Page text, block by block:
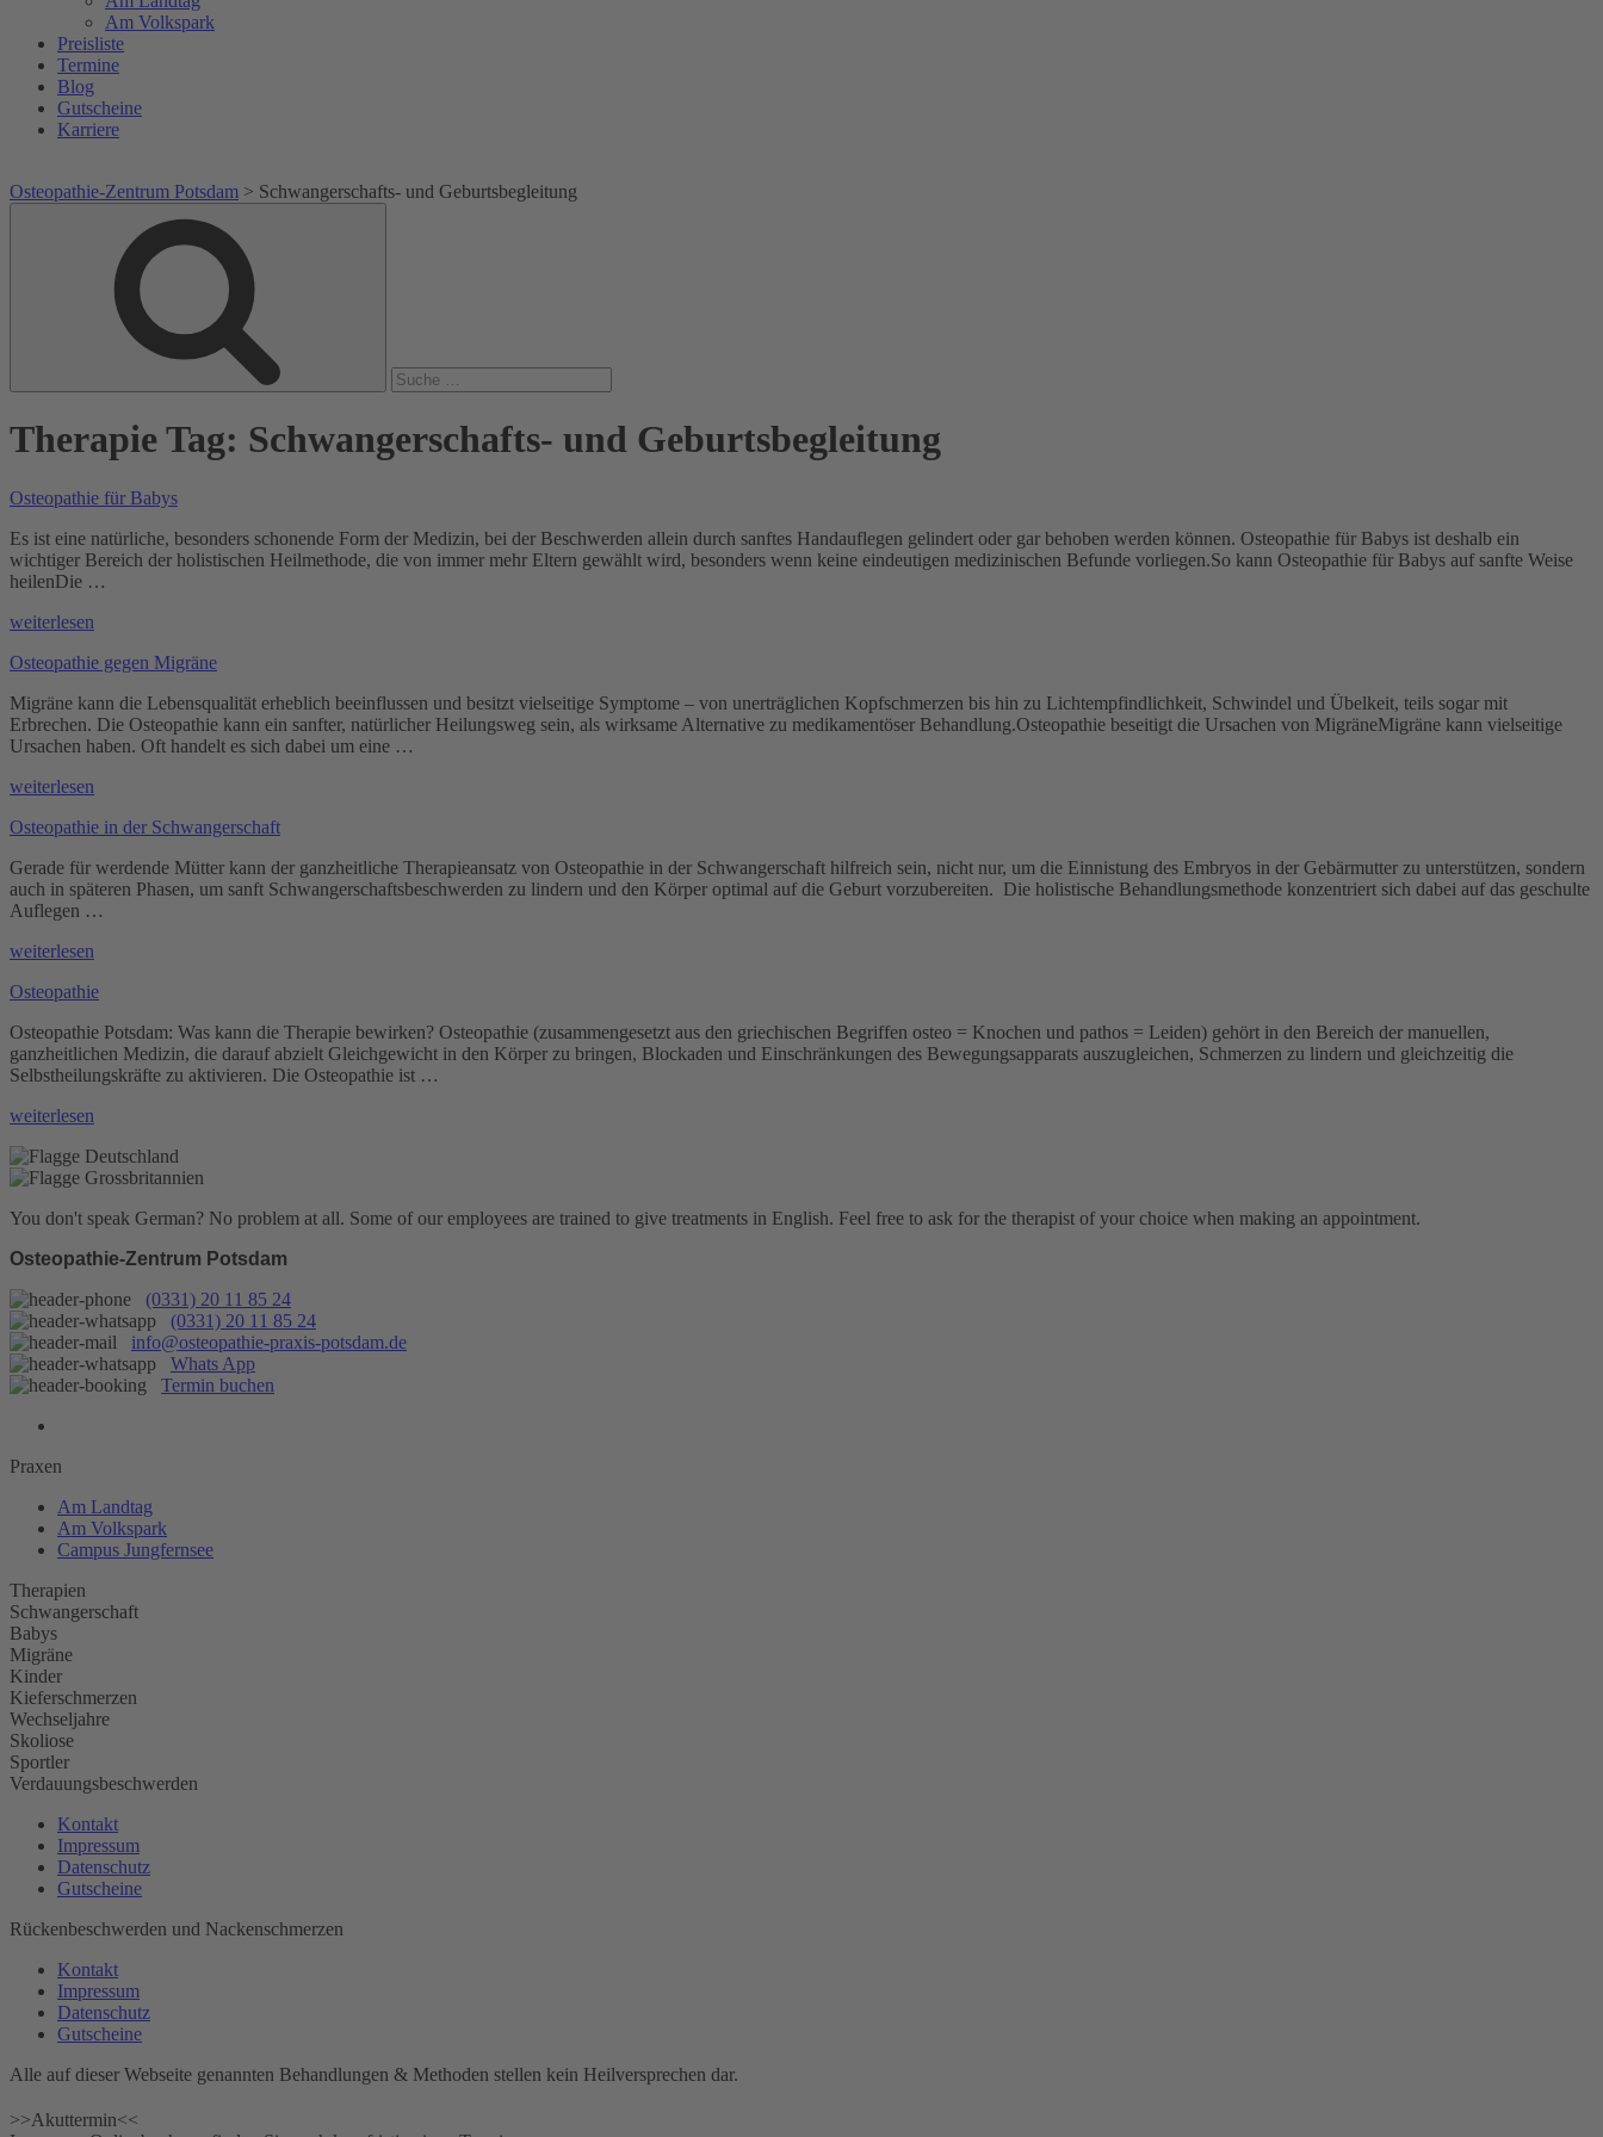
Am Volkspark
Preisliste
Termine
Blog
Gutscheine
Karriere
Osteopathie-Zentrum Potsdam > Schwangerschafts- und Geburtsbegleitung
Therapie Tag: Schwangerschafts- und Geburtsbegleitung
Osteopathie für Babys
Es ist eine natürliche, besonders schonende Form der Medizin, bei der Beschwerden allein durch sanftes Handauflegen gelindert oder gar behoben werden können. Osteopathie für Babys ist deshalb ein
wichtiger Bereich der holistischen Heilmethode, die von immer mehr Eltern gewählt wird, besonders wenn keine eindeutigen medizinischen Befunde vorliegen.So kann Osteopathie für Babys auf sanfte Weise
heilenDie …
„Osteopathie
Babys“
weiterlesen
Osteopathie gegen Migräne
Migräne kann die Lebensqualität erheblich beeinflussen und besitzt vielseitige Symptome – von unerträglichen Kopfschmerzen bis hin zu Lichtempfindlichkeit, Schwindel und Übelkeit, teils sogar mit
Erbrechen. Die Osteopathie kann ein sanfter, natürlicher Heilungsweg sein, als wirksame Alternative zu medikamentöser Behandlung.Osteopathie beseitigt die Ursachen von MigräneMigräne kann vielseitige
Ursachen haben. Oft handelt es sich dabei um eine …
„Osteopathie
Migräne“
weiterlesen
Osteopathie in der Schwangerschaft
Gerade für werdende Mütter kann der ganzheitliche Therapieansatz von Osteopathie in der Schwangerschaft hilfreich sein, nicht nur, um die Einnistung des Embryos in der Gebärmutter zu unterstützen, sondern
auch in späteren Phasen, um sanft Schwangerschaftsbeschwerden zu lindern und den Körper optimal auf die Geburt vorzubereiten. Die holistische Behandlungsmethode konzentriert sich dabei auf das geschulte
Auflegen …
„Osteopathie
der
weiterlesen
Osteopathie
Osteopathie Potsdam: Was kann die Therapie bewirken? Osteopathie (zusammengesetzt aus den griechischen Begriffen osteo = Knochen und pathos = Leiden) gehört in den Bereich der manuellen,
ganzheitlichen Medizin, die darauf abzielt Gleichgewicht in den Körper zu bringen, Blockaden und Einschränkungen des Bewegungsapparats auszugleichen, Schmerzen zu lindern und gleichzeitig die
Selbstheilungskräfte zu aktivieren. Die Osteopathie ist …
„Osteopathie“
weiterlesen
You don't speak German? No problem at all. Some of our employees are trained to give treatments in English. Feel free to ask for the therapist of your choice when making an appointment.
Osteopathie-Zentrum Potsdam
(0331) 20 11 85 24
(0331) 20 11 85 24
info@osteopathie-praxis-potsdam.de
Whats App
Termin buchen
Praxen
Am Landtag
Am Volkspark
Campus Jungfernsee
Therapien
Schwangerschaft
Babys
Migräne
Kinder
Kieferschmerzen
Wechseljahre
Skoliose
Sportler
Verdauungsbeschwerden
Kontakt
Impressum
Datenschutz
Gutscheine
Rückenbeschwerden und Nackenschmerzen
Kontakt
Impressum
Datenschutz
Gutscheine
Alle auf dieser Webseite genannten Behandlungen & Methoden stellen kein Heilversprechen dar.
>>Akuttermin<<